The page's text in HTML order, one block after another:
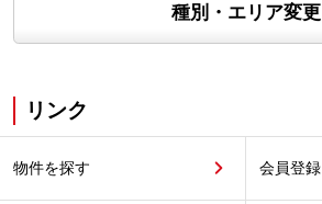
種別・エリア変更
リンク
物件を探す 会員登録